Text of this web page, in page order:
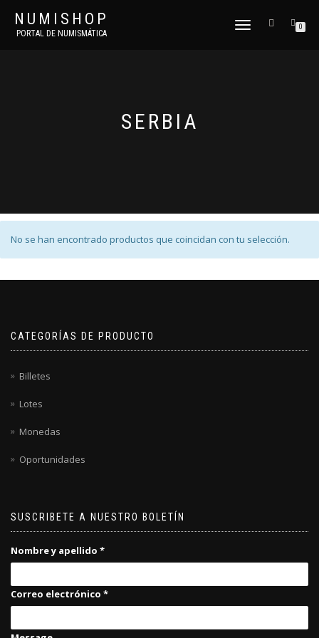
NUMISHOP
PORTAL DE NUMISMÁTICA
CAMBIAR
0
SERBIA
No se han encontrado productos que coincidan con tu selección.
CATEGORÍAS DE PRODUCTO
Billetes
Lotes
Monedas
Oportunidades
SUSCRIBETE A NUESTRO BOLETÍN
Nombre y apellido *
Correo electrónico *